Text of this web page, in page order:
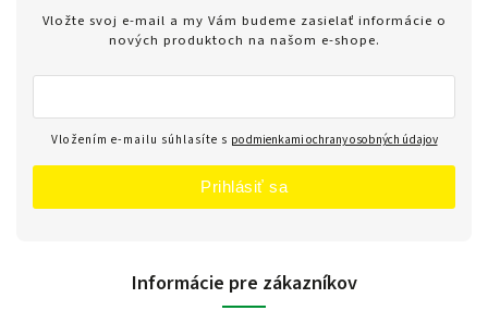
Vložte svoj e-mail a my Vám budeme zasielať informácie o
nových produktoch na našom e-shope.
Vložením e-mailu súhlasíte s podmienkami ochrany osobných údajov
Prihlásiť sa
Informácie pre zákazníkov